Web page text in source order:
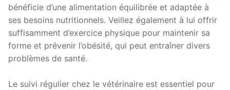
bénéficie d’une alimentation équilibrée et adaptée à
ses besoins nutritionnels. Veillez également à lui offrir
suffisamment d’exercice physique pour maintenir sa
forme et prévenir l’obésité, qui peut entraîner divers
problèmes de santé.
Le suivi régulier chez le vétérinaire est essentiel pour